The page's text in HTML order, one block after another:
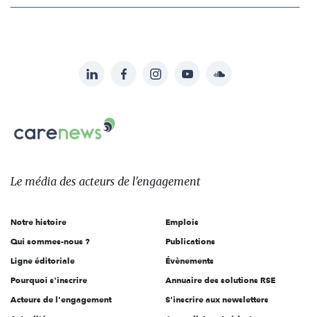
sur:
LinkedInFacebookInstagramYouTubeSoundcloud
Carenews,
Le
des
l'engagement
Le média des acteurs de l'engagement
Notre histoire
Qui sommes-nous ?
Ligne éditoriale
Pourquoi s'inscrire
Acteurs de l'engagement
Emplois
Publications
Évènements
Annuaire des solutions RSE
S'inscrire aux newsletters